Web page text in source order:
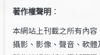
著作權聲明 ：
本網站上刊載之所有內
攝影、影像、聲音、軟